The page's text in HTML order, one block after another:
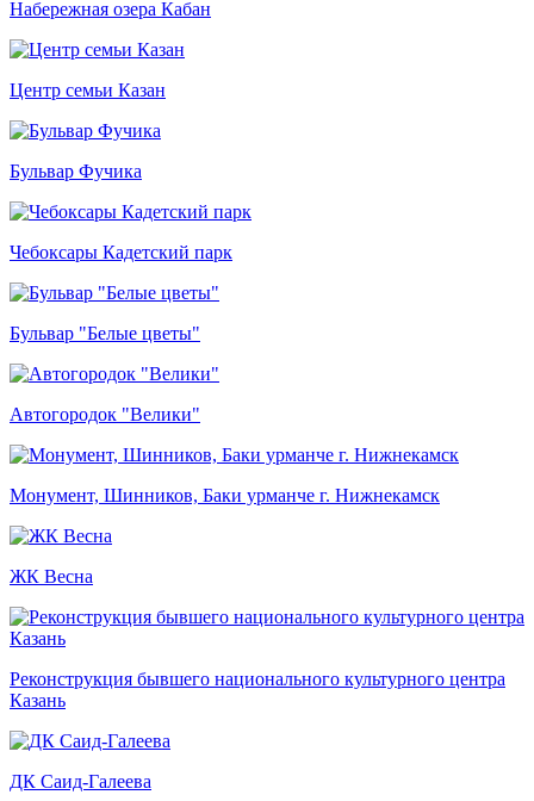
Набережная озера Кабан
Центр семьи Казан
Бульвар Фучика
Чебоксары Кадетский парк
Бульвар "Белые цветы"
Автогородок "Велики"
Монумент, Шинников, Баки урманче г. Нижнекамск
ЖК Весна
Реконструкция бывшего национального культурного центра
Казань
ДК Саид-Галеева